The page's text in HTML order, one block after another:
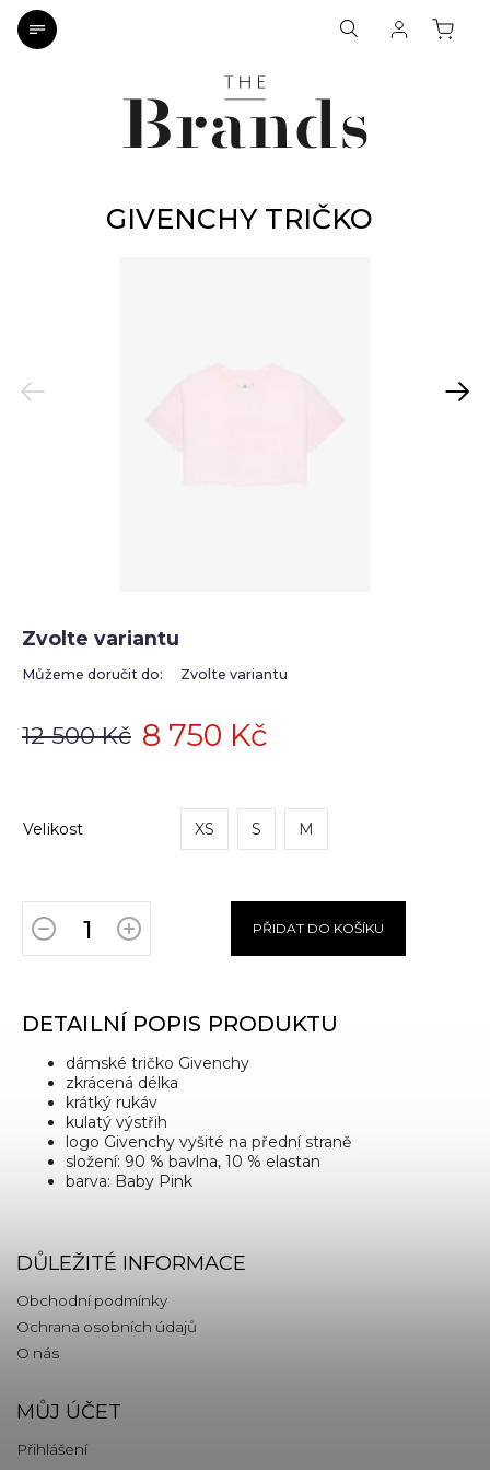
GIVENCHY TRIČKO
Previous Next
Velikost XS S M
12 500 Kč 8 750 Kč
Zvolte variantu
Můžeme doručit do: Zvolte variantu
PŘIDAT DO KOŠÍKU
DETAILNÍ POPIS PRODUKTU
dámské tričko Givenchy
zkrácená délka
krátký rukáv
kulatý výstřih
logo Givenchy vyšité na přední straně
složení: 90 % bavlna, 10 % elastan
barva: Baby Pink
DŮLEŽITÉ INFORMACE
Obchodní podmínky
Ochrana osobních údajů
O nás
MŮJ ÚČET
Přihlášení